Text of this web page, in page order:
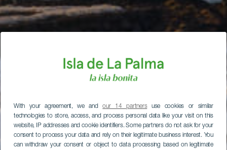
With your agreement, we andour 14 partnersuse cookies or similar
technologies to store, access, and process personal data like your visit on this
website, IP addresses and cookie identifiers. Some partners do not ask for your
consent to process your data and rely on their legitimate business interest. You
can withdraw your consent or object to data processing based on legitimate